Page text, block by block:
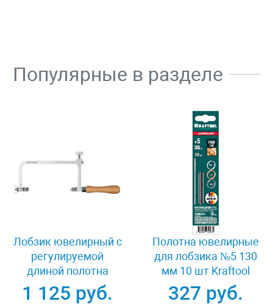
Популярные в разделе
Лобзик ювелирный с
регулируемой
длиной полотна
130х75 мм Kraftool
15265
1 125 руб.
Полотна ювелирные
для лобзика №5 130
мм 10 шт Kraftool
15345-05
327 руб.